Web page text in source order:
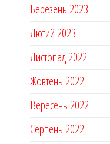
Березень 2023
Лютий 2023
Листопад 2022
Жовтень 2022
Вересень 2022
Серпень 2022